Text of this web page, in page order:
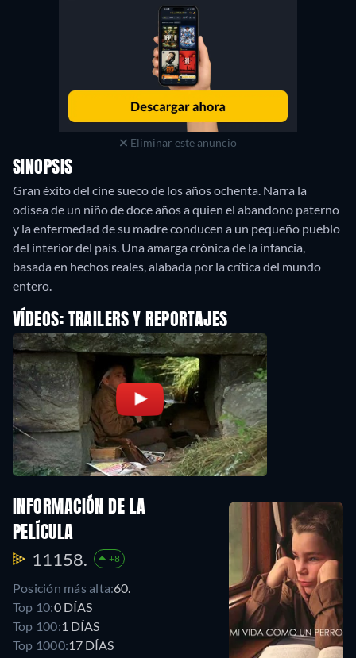
Eliminar este anuncio
SINOPSIS
Gran éxito del cine sueco de los años ochenta. Narra la
odisea de un niño de doce años a quien el abandono paterno
y la enfermedad de su madre conducen a un pequeño pueblo
del interior del país. Una amarga crónica de la infancia,
basada en hechos reales, alabada por la crítica del mundo
entero.
VÍDEOS: TRAILERS Y REPORTAJES
INFORMACIÓN DE LA
PELÍCULA
11158. +8
Posición más alta:60.
Top 10:0 DÍAS
Top 100:1 DÍAS
Top 1000:17 DÍAS